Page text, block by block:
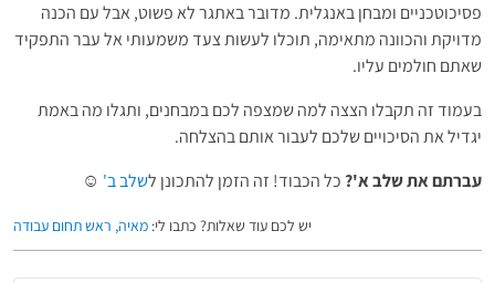
פסיכוטכניים ומבחן באנגלית. מדובר באתגר לא פשוט, אבל עם הכנה
מדויקת והכוונה מתאימה, תוכלו לעשות צעד משמעותי אל עבר התפקיד
שאתם חולמים עליו.
בעמוד זה תקבלו הצצה למה שמצפה לכם במבחנים, ותגלו מה באמת
יגדיל את הסיכויים שלכם לעבור אותם בהצלחה.
עברתם את שלב א'? כל הכבוד! זה הזמן להתכונן לשלב ב' ☺️
יש לכם עוד שאלות? כתבו לי: מאיה, ראש תחום עבודה